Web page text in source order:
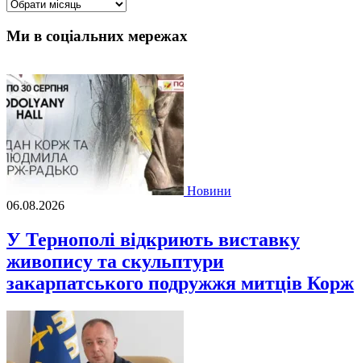
Ми в соціальних мережах
Новини
06.08.2026
У Тернополі відкриють виставку
живопису та скульптури
закарпатського подружжя митців Корж